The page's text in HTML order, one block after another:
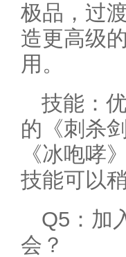
极品，过
造更高级
用。
技能：
的《刺杀
《冰咆哮
技能可以
Q5：加
会？